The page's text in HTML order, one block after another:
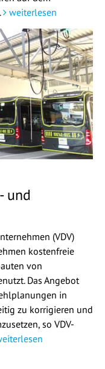
weiterlesen
und
(VDV)
kostenfreie
von
Das Angebot
in
zu korrigieren und
so VDV-